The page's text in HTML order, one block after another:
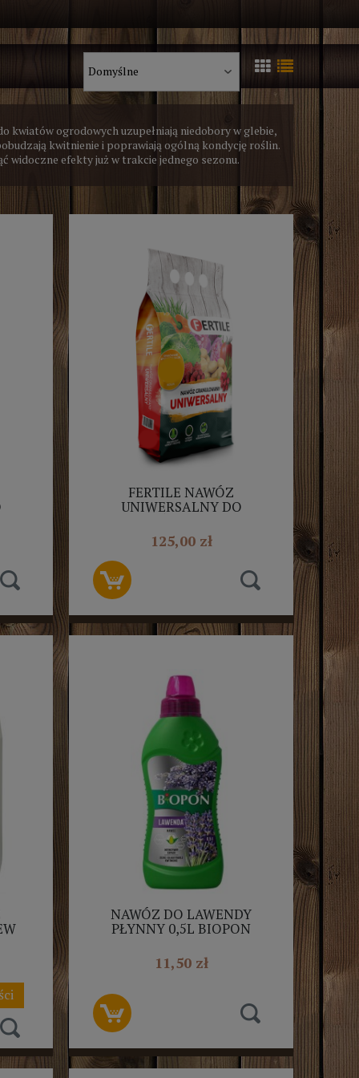
kwiatów ogrodowych uzupełniają niedobory w glebie,
kwitnienie i poprawiają ogólną kondycję roślin.
widoczne efekty już w trakcie jednego sezonu.
FERTILE NAWÓZ
UNIWERSALNY DO
KWIATÓW 25KG
125,00 zł
NAWÓZ DO LAWENDY
PŁYNNY 0,5L BIOPON
11,50 zł